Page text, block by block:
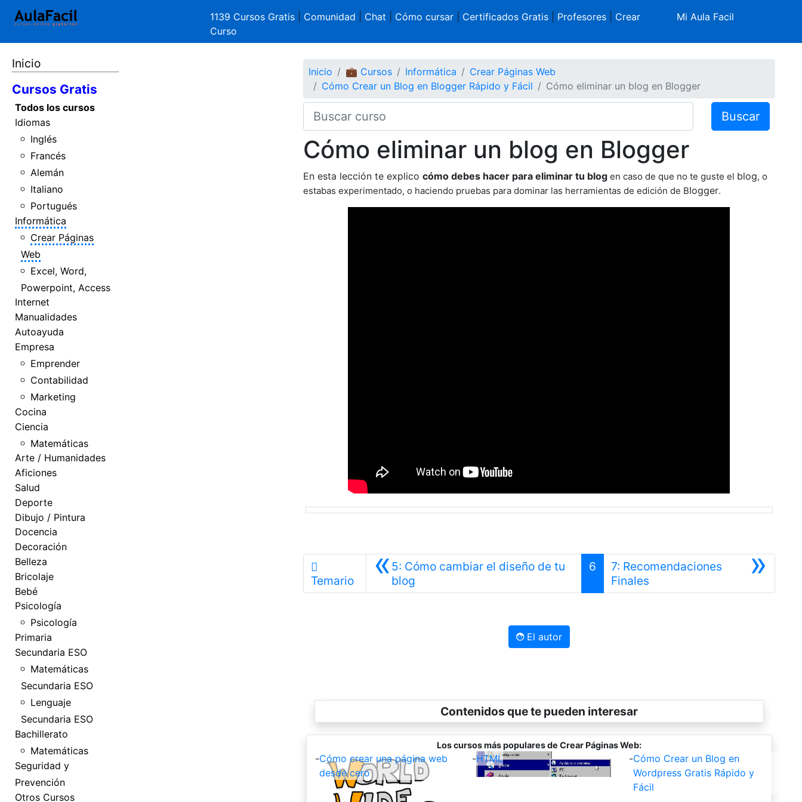
1139 Cursos Gratis Comunidad Chat Cómo cursar| Certificados Gratis| Profesores| Crear
Curso
Mi Aula Facil
Inicio
Cursos Gratis
Todos los cursos
Idiomas
Inglés
Francés
Alemán
Italiano
Portugués
Informática
Crear Páginas
Web
Excel, Word,
Powerpoint, Access
Internet
Manualidades
Autoayuda
Empresa
Emprender
Contabilidad
Marketing
Cocina
Ciencia
Matemáticas
Arte / Humanidades
Aficiones
Salud
Deporte
Dibujo / Pintura
Docencia
Decoración
Belleza
Bricolaje
Bebé
Psicología
Psicología
Primaria
Secundaria ESO
Matemáticas
Secundaria ESO
Lenguaje
Secundaria ESO
Bachillerato
Matemáticas
Seguridad y
Prevención
Otros Cursos
Inicio 💼 Cursos Informática
Crear Páginas Web
Cómo Crear un Blog en Blogger Rápido y Fácil
Cómo eliminar un blog en Blogger
Buscar
Cómo eliminar un blog en Blogger
En esta lección te explico cómo debes hacer para eliminar tu blogen caso de que no te guste el blog, o
estabas experimentado, o haciendo pruebas para dominar las herramientas de edición de Blogger.
Temario «5: Cómo cambiar el diseño de tu
blog
6 »
7: Recomendaciones
Finales
El autor
Contenidos que te pueden interesar
Los cursos más populares de Crear Páginas Web:
-Cómo crear una página web
desde cero
-HTML -Cómo Crear un Blog en
Wordpress Gratis Rápido y
Fácil